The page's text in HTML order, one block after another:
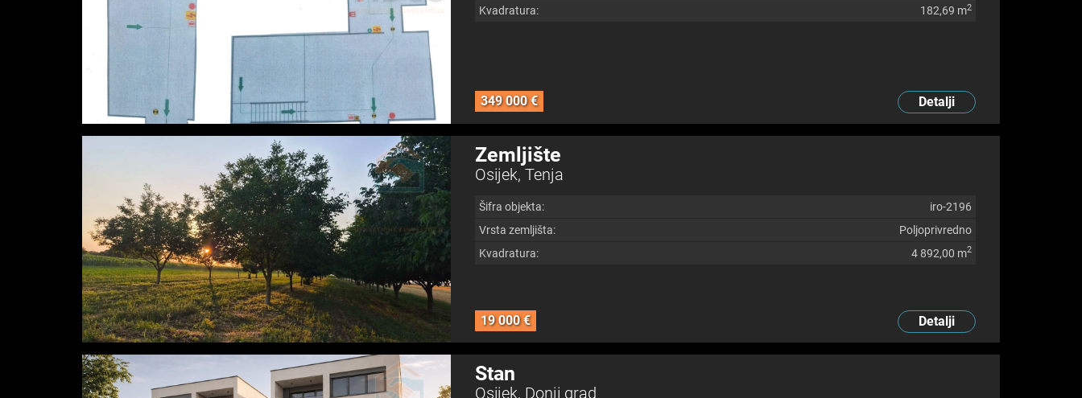
Kvadratura:
182,69 m2
349 000 € Detalji
Zemljište
Osijek, Tenja
Šifra objekta:
iro-2196
Vrsta zemljišta:
Poljoprivredno
Kvadratura:
4 892,00 m2
19 000 € Detalji
Stan
Osijek, Donji grad